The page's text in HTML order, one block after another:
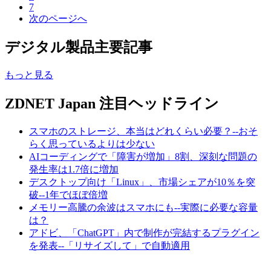
7
次のページへ
デジタル製品主要記事
もっと見る
ZDNET Japan 注目ヘッドライン
スマホのストレージ、本当はどれくらい必要？--おそ
らく思っているよりは少ない
AIコーディングで「障害が増加」8割、深刻な問題の
発生率は1.7倍に増加
デスクトップ向け「Linux」、市場シェアが10％を突
破--1年でほぼ倍増
メモリー高騰の余波はスマホにも--実際に必要な容量
は？
アドビ、「ChatGPT」内で制作が完結するプラグイン
を発表--「リサイズして」で自動適用